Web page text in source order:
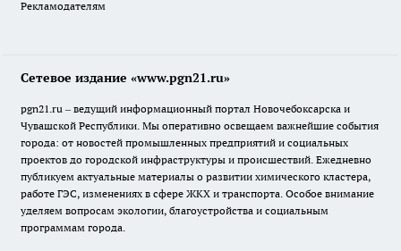
Рекламодателям
Сетевое издание «www.pgn21.ru»
pgn21.ru – ведущий информационный портал Новочебоксарска и
Чувашской Республики. Мы оперативно освещаем важнейшие события
города: от новостей промышленных предприятий и социальных
проектов до городской инфраструктуры и происшествий. Ежедневно
публикуем актуальные материалы о развитии химического кластера,
работе ГЭС, изменениях в сфере ЖКХ и транспорта. Особое внимание
уделяем вопросам экологии, благоустройства и социальным
программам города.